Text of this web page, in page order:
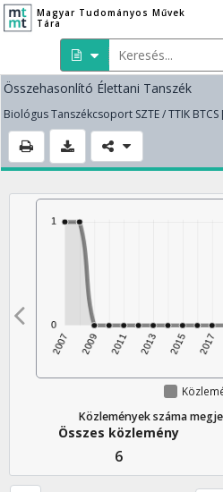
Magyar Tudományos Művek
Tára
Összehasonlító Élettani Tanszék
Biológus Tanszékcsoport SZTE / TTIK
Közlemények száma
Összes közlemény
6